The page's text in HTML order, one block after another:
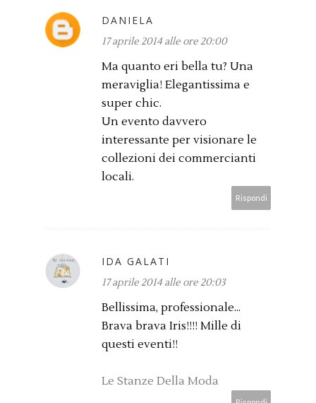
DANIELA
17 aprile 2014 alle ore 20:00
Ma quanto eri bella tu? Una
meraviglia! Elegantissima e
super chic.
Un evento davvero
interessante per visionare le
collezioni dei commercianti
locali.
Rispondi
IDA GALATI
17 aprile 2014 alle ore 20:03
Bellissima, professionale...
Brava brava Iris!!!! Mille di
questi eventi!!
Le Stanze Della Moda